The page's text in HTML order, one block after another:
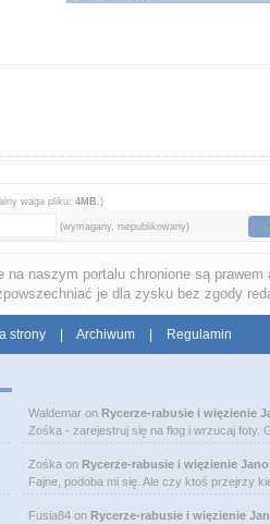
waga pliku: 4MB.)
(wymagany, niepublikowany)
na naszym portalu chronione są
je dla zysku bez zgody
strony Archiwum Regulamin
Waldemar on Rycerze-rabusie i więzienie
Zośka - zarejestruj się na flog i wrzucaj foty.
Zośka on Rycerze-rabusie i więzienie
Fajne, podoba mi się. Ale czy ktoś przejrzy
Fusia84 on Rycerze-rabusie i więzienie